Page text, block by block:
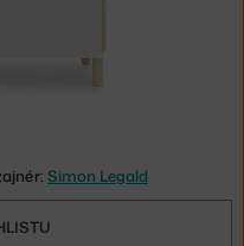
Simon Legald